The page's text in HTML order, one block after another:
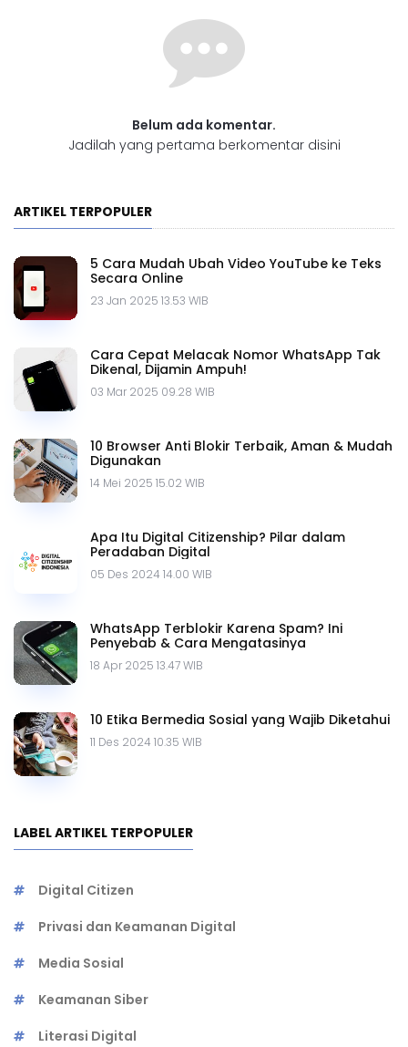
Belum ada komentar.
Jadilah yang pertama berkomentar disini
ARTIKEL TERPOPULER
5 Cara Mudah Ubah Video YouTube ke Teks
Secara Online
23 Jan 2025 13.53 WIB
Cara Cepat Melacak Nomor WhatsApp Tak
Dikenal, Dijamin Ampuh!
03 Mar 2025 09.28 WIB
10 Browser Anti Blokir Terbaik, Aman & Mudah
Digunakan
14 Mei 2025 15.02 WIB
Apa Itu Digital Citizenship? Pilar dalam
Peradaban Digital
05 Des 2024 14.00 WIB
WhatsApp Terblokir Karena Spam? Ini
Penyebab & Cara Mengatasinya
18 Apr 2025 13.47 WIB
10 Etika Bermedia Sosial yang Wajib Diketahui
11 Des 2024 10.35 WIB
LABEL ARTIKEL TERPOPULER
Digital Citizen
Privasi dan Keamanan Digital
Media Sosial
Keamanan Siber
Literasi Digital